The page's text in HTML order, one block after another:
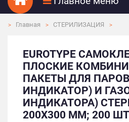
Главная СТЕРИЛИЗАЦИЯ
EUROTYPE
ПЛОСКИЕ
ПАКЕТЫ ДЛЯ
ИНДИКАТОР) И
ИНДИКАТОРА)
200Х300 ММ; 200